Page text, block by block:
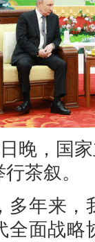
晚，国
茶叙。
多年来，
全面战